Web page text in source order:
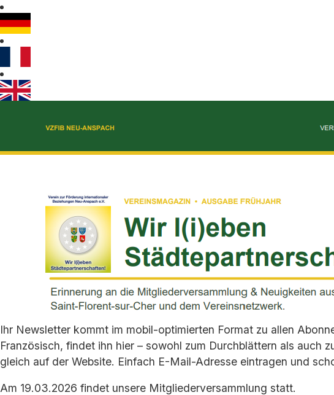
Ihr Newsletter kommt im mobil-optimierten Format zu allen
Französisch, findet ihn hier – sowohl zum Durchblättern als auch
gleich auf der Website. Einfach E-Mail-Adresse eintragen und
Am 19.03.2026 findet unsere Mitgliederversammlung statt.